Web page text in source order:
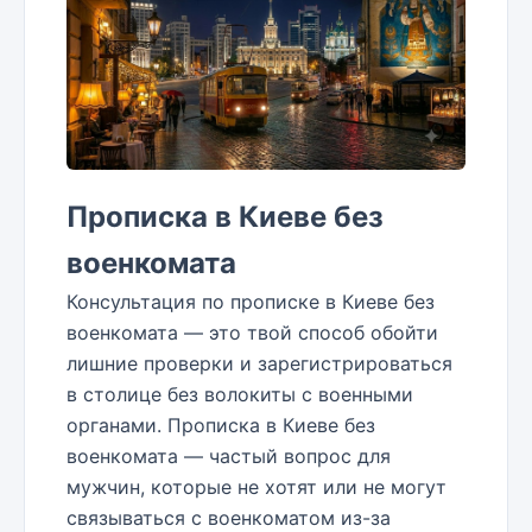
Прописка в Киеве без
военкомата
Консультация по прописке в Киеве без
военкомата — это твой способ обойти
лишние проверки и зарегистрироваться
в столице без волокиты с военными
органами. Прописка в Киеве без
военкомата — частый вопрос для
мужчин, которые не хотят или не могут
связываться с военкоматом из-за